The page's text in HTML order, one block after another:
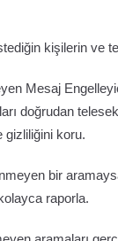
kişilerin ve
Mesaj
doğrudan
gizliliğini koru.
bir
kolayca raporla.